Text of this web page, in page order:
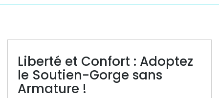
Liberté et Confort : Adoptez
le Soutien-Gorge sans
Armature !